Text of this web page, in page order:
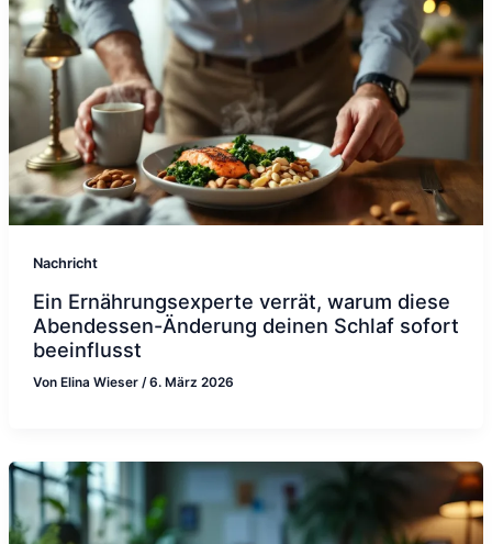
Nachricht
Ein Ernährungsexperte verrät, warum diese
Abendessen-Änderung deinen Schlaf sofort
beeinflusst
Von Elina Wieser /6. März 2026